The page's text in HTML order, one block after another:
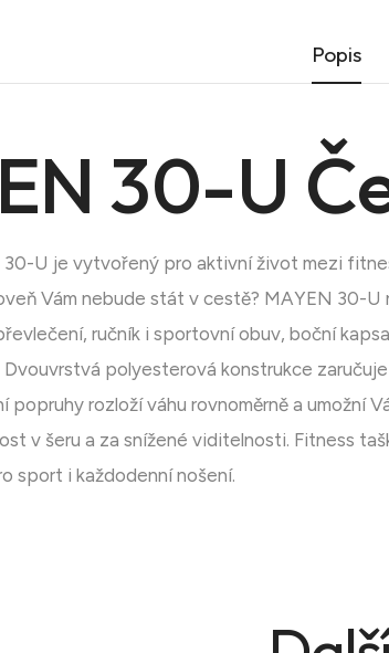
Popis
30-U
U je vytvořený pro aktivní život mezi
Vám nebude stát v cestě? MAYEN 30-
ručník i sportovní obuv, boční
polyesterová konstrukce
popruhy rozloží váhu rovnoměrně a umožní
v šeru a za snížené viditelnosti. Fitness
sport i každodenní nošení.